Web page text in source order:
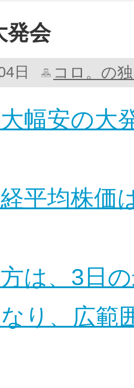
発会
日 コロ。の
幅安の大
平均株価
は、3日
り、広範